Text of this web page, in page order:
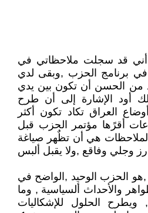
أني قد سجلت ملاحظاتي في
برنامج الحزب ,وبقى لدي
من الحسن أن تكون بين يدي
أود الإشارة إلى أن طرح
العراق تكاد تكون أكثر
أقرًها مؤتمر الحزب قبل
هي أن تظٌهر صياغة
وجلي وفاقع ,ولا يقبل ألبس
الحزب الوحيد ,الواضح في
والأحداث ألسياسية , وما
ويطرح الحلول للإشكاليات